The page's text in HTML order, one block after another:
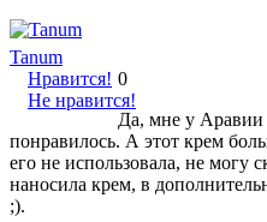
Tanum
Нравится!
Не нравится!
0
Да, мне у Аравии
понравилось. А этот крем
его не использовала, не могу
наносила крем, в
;).